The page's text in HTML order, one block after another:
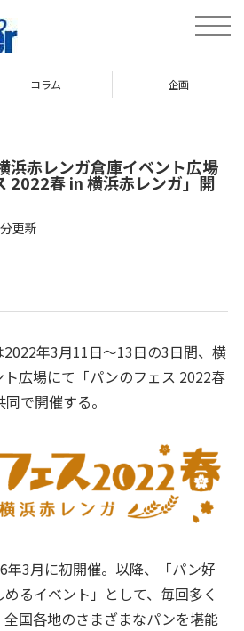
toggle
コラム 企画
浜赤レンガ倉庫イベント広場
2022春 in 横浜赤レンガ」開
更新
年3月11日～13日の3日間、横
広場にて「パンのフェス 2022春
で開催する。
3月に初開催。以降、「パン好
るイベント」として、毎回多く
国各地のさまざまなパンを堪能